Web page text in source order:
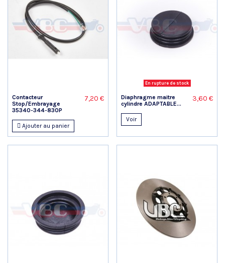
Contacteur
Stop/Embrayage
35340-344-830P
7,20 €
Ajouter au panier
En rupture de stock
Diaphragme maitre
cylindre ADAPTABLE...
3,60 €
Voir